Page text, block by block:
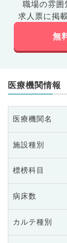
職場の雰囲
求人票に掲
無
医療機関情報
医療機関名
施設種別
標榜科目
病床数
カルテ種別